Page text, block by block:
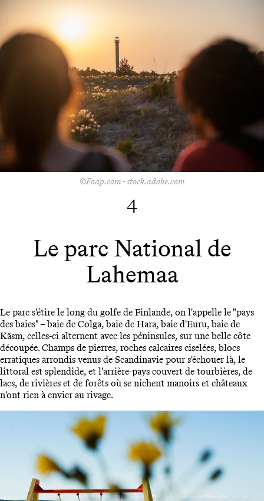
©Foap.com - stock.adobe.com
4
Le parc National de
Lahemaa
Le parc s'étire le long du golfe de Finlande, on l'appelle le "pays
des baies" – baie de Colga, baie de Hara, baie d'Euru, baie de
Käsm, celles-ci alternent avec les péninsules, sur une belle côte
découpée. Champs de pierres, roches calcaires ciselées, blocs
erratiques arrondis venus de Scandinavie pour s'échouer là, le
littoral est splendide, et l'arrière-pays couvert de tourbières, de
lacs, de rivières et de forêts où se nichent manoirs et châteaux
n'ont rien à envier au rivage.